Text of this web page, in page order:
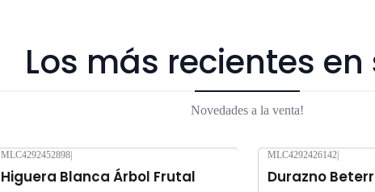
Los más recientes
Novedades a la venta!
MLC4292452898
Higuera Blanca Árbol Frutal
MLC4292426142
Durazno